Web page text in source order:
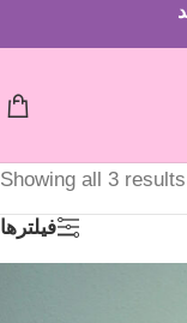
Showing all 3 results
فیلترها